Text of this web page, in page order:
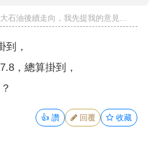
石油後續走向，我先提我的意見...
到，
，總算掛到，
👍 讚 回覆 收藏